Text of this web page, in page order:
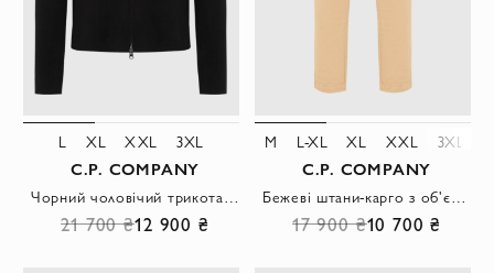
L XL XXL 3XL
C.P. COMPANY
Чорний чоловічий трикотажний кардиган на блискавці з фірмовою лінзою
21 700 ₴12 900 ₴
M L-XL XL XXL 3XL
C.P. COMPANY
Бежеві штани-карго з об'ємними бічними кишенями
17 900 ₴10 700 ₴